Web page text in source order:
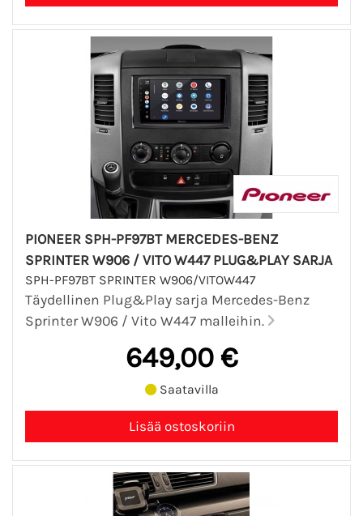
PIONEER SPH-PF97BT MERCEDES-BENZ
SPRINTER W906 / VITO W447 PLUG&PLAY SARJA
SPH-PF97BT SPRINTER W906/VITOW447
Täydellinen Plug&Play sarja Mercedes-Benz
Sprinter W906 / Vito W447 malleihin.
649,00 €
Saatavilla